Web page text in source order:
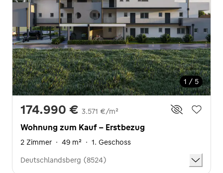
1 / 5
174.990 € 3.571 €/m²
Wohnung zum Kauf - Erstbezug
2 Zimmer · 49 m² · 1. Geschoss
Deutschlandsberg (8524)